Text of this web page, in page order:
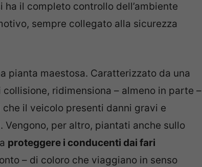
il completo controllo dell’ambiente
sempre collegato alla sicurezza
pianta maestosa. Caratterizzato da una
ridimensiona – almeno in parte –
il veicolo presenti danni gravi e
per altro, piantati anche sullo
proteggere i conducenti dai fari
– di coloro che viaggiano in senso